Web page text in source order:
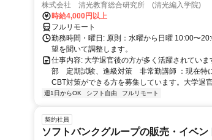
株式会社 清光教育総合研究所 (清光編入学院)
時給4,000円以上
フルリモート
勤務時間・曜日: 原則：水曜から日曜 10:00〜
望を聞いて調整します。
仕事内容: 大学退官後の方が多く活躍されてい
部 定期試験、進級対策 非常勤講師 ：現在特
CBT対策ができる方を募集しています。大学退
週1日からOK シフト自由 フルリモート
契約社員
ソフトバンクグループの販売・イベン